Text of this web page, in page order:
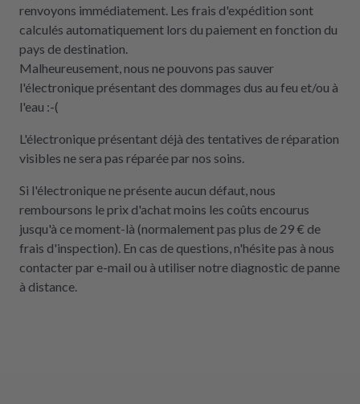
renvoyons immédiatement. Les frais d'expédition sont
calculés automatiquement lors du paiement en fonction du
pays de destination.
Malheureusement, nous ne pouvons pas sauver
l'électronique présentant des dommages dus au feu et/ou à
l'eau :-(
L'électronique présentant déjà des tentatives de réparation
visibles ne sera pas réparée par nos soins.
Si l'électronique ne présente aucun défaut, nous
remboursons le prix d'achat moins les coûts encourus
jusqu'à ce moment-là (normalement pas plus de 29 € de
frais d'inspection). En cas de questions, n'hésite pas à nous
contacter par e-mail ou à utiliser notre diagnostic de panne
à distance.